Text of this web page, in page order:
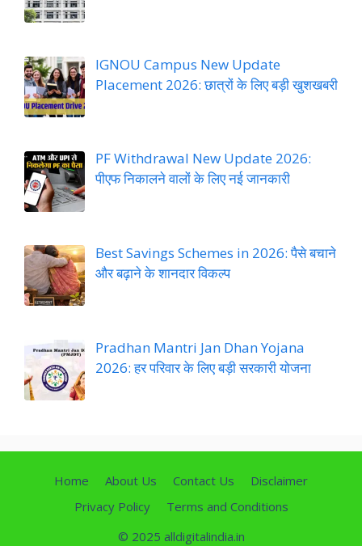
IGNOU Campus New Update
Placement 2026: छात्रों के लिए बड़ी खुशखबरी
PF Withdrawal New Update 2026:
पीएफ निकालने वालों के लिए नई जानकारी
Best Savings Schemes in 2026: पैसे बचाने
और बढ़ाने के शानदार विकल्प
Pradhan Mantri Jan Dhan Yojana
2026: हर परिवार के लिए बड़ी सरकारी योजना
Home About Us Contact Us
Disclaimer
Privacy Policy
Terms and Conditions
© 2025 alldigitalindia.in